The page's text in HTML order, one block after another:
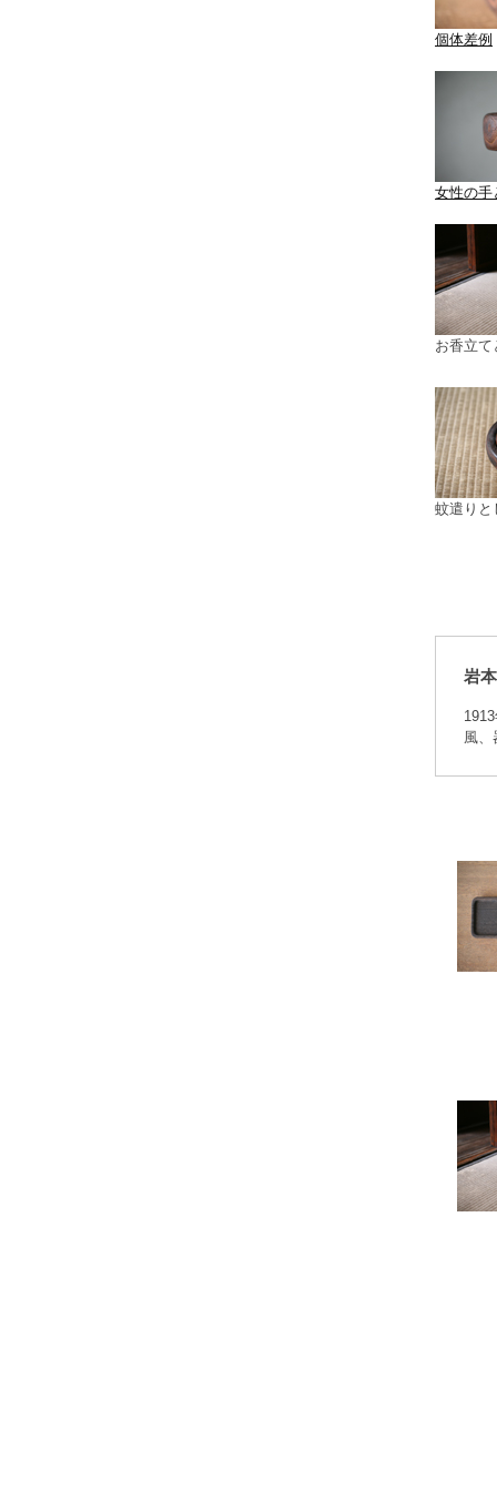
個体差例
女性の手
お香立
蚊遣り
岩
風、